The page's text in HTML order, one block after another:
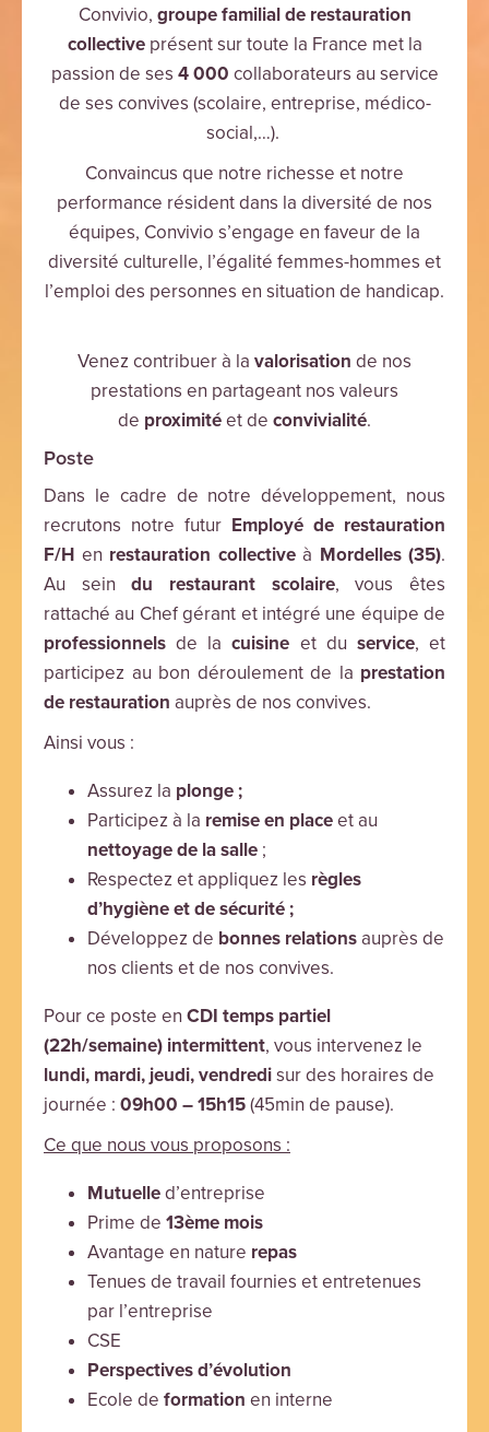
Convivio, groupe familial de restauration
collectiveprésent sur toute la France met la
passion de ses 4 000 collaborateurs au service
de ses convives (scolaire, entreprise, médico-
social,…).
Convaincus que notre richesse et notre
performance résident dans la diversité de nos
équipes, Convivio s’engage en faveur de la
diversité culturelle, l’égalité femmes-hommes et
l’emploi des personnes en situation de handicap.
Venez contribuer à la valorisation de nos
prestations en partageant nos valeurs
de proximitéet de convivialité.
Poste
Dans le cadre de notre développement, nous
recrutons notre futur Employé de restauration
F/H en restauration collectiveà Mordelles (35).
Au seindu restaurant scolaire, vous êtes
rattaché au Chef gérant et intégré une équipe de
professionnels de lacuisine et du service, et
participez au bon déroulement de la prestation
de restauration auprès de nos convives.
Ainsi vous :
Assurez la plonge ;
Participez à la remise en placeet au
nettoyage de la salle ;
Respectez et appliquez les règles
d’hygiène et de sécurité ;
Développez de bonnes relations auprès de
nos clients et de nos convives.
Pour ce poste en CDI temps partiel
(22h/semaine) intermittent, vous intervenez le
lundi, mardi, jeudi, vendredisur des horaires de
journée : 09h00 – 15h15(45min de pause).
Ce que nous vous proposons :
Mutuelled’entreprise
Prime de 13ème mois
Avantage en nature repas
Tenues de travail fournies et entretenues
par l’entreprise
CSE
Perspectives d’évolution
Ecole de formation en interne